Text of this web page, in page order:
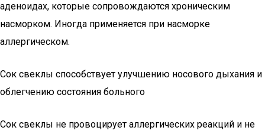
аденоидах, которые сопровождаются хроническим
насморком. Иногда применяется при насморке
аллергическом.
Сок свеклы способствует улучшению носового дыхания и
облегчению состояния больного
Сок свеклы не провоцирует аллергических реакций и не